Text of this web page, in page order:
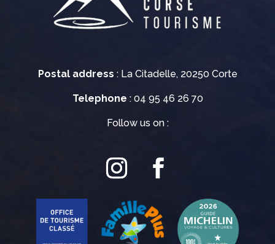
Postal address : La Citadelle, 20250 Corte
Telephone : 04 95 46 26 70
Follow us on :